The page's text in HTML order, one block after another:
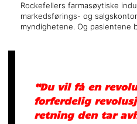
Rockefellers farmasøytiske
markedsførings- og
myndighetene. Og pasientene
“Du vil få en
forferdelig
retning den tar